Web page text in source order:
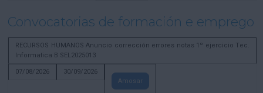
Convocatorias de formación e emprego
RECURSOS HUMANOS Anuncio corrección errores notas 1º ejercicio Tec.
Informatica B SEL2025013
07/08/2026
30/09/2026
Amosar